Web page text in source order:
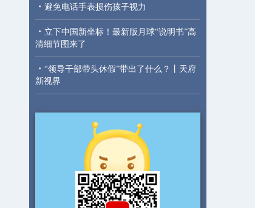
· 避免电话手表损伤孩子视力
· 立下中国新坐标！最新版月球“说明书”高
清细节图来了
· “领导干部带头休假”带出了什么？丨天府
新视界